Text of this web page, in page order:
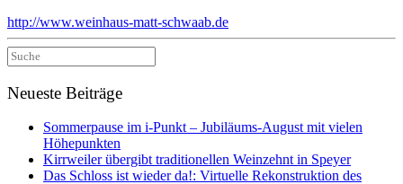
http://www.weinhaus-matt-schwaab.de
Suche
nach:
Neueste Beiträge
Sommerpause im i-Punkt – Jubiläums-August mit vielen
Höhepunkten
Kirrweiler übergibt traditionellen Weinzehnt in Speyer
Das Schloss ist wieder da!: Virtuelle Rekonstruktion des